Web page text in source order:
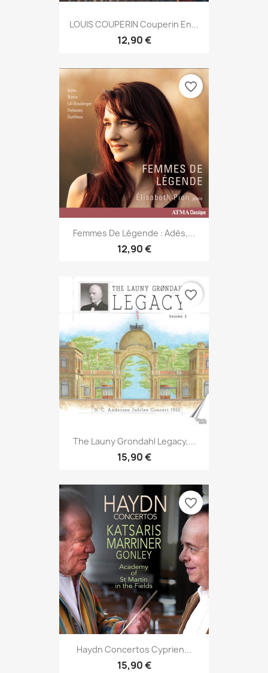
LOUIS COUPERIN Couperin En...
12,90 €
Femmes De Légende : Adès,...
12,90 €
favorite_border
The Launy Grondahl Legacy,...
15,90 €
favorite_border
Haydn Concertos Cyprien...
15,90 €
favorite_border